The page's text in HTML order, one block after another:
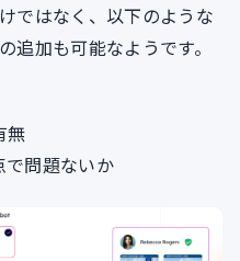
ではなく、以下のような
追加も可能なようです。
無
で問題ないか